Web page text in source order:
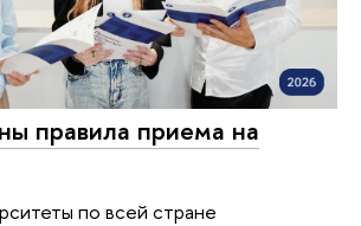
правила приема на
по всей стране